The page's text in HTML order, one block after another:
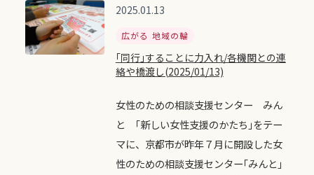
2025.01.13
広がる 地域の輪
｢同行｣することに力入れ/各機関との連
絡や橋渡し(2025/01/13)
女性のための相談支援センター みん
と ｢新しい女性支援のかたち｣をテー
マに、京都市が昨年７月に開設した女
性のための相談支援センター｢みんと｣